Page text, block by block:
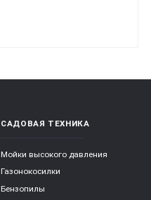
САДОВАЯ ТЕХНИКА
Мойки высокого давления
Газонокосилки
Бензопилы